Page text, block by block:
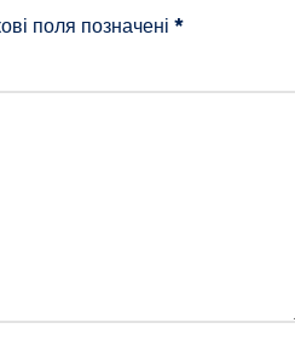
поля позначені*